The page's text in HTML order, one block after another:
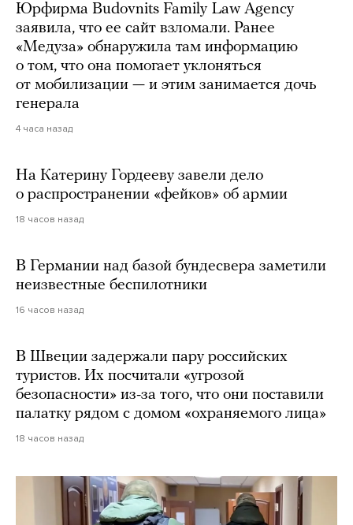
Юрфирма Budovnits Family Law Agency
заявила, что ее сайт взломали. Ранее
«Медуза» обнаружила там информацию
о том, что она помогает уклоняться
от мобилизации — и этим занимается дочь
генерала
4 часа назад
На Катерину Гордееву завели дело
о распространении «фейков» об армии
18 часов назад
В Германии над базой бундесвера заметили
неизвестные беспилотники
16 часов назад
В Швеции задержали пару российских
туристов. Их посчитали «угрозой
безопасности» из-за того, что они поставили
палатку рядом с домом «охраняемого лица»
18 часов назад